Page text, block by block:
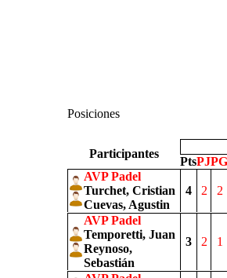
Posiciones
Participantes
PtsPJPG
AVP Padel
Turchet, Cristian
Cuevas, Agustin
4 2 2
AVP Padel
Temporetti, Juan
Reynoso,
Sebastián
3 2 1